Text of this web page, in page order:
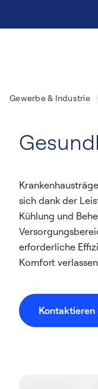
Gewerbe & Industrie
sich dank der
Kühlung und
erforderliche
Komfort
Kontaktieren